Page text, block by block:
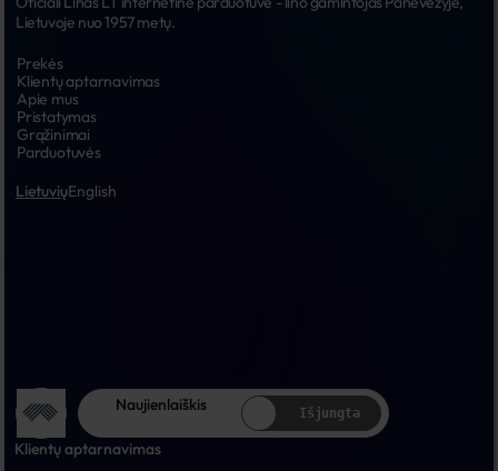
Lietuvoje nuo 1957 metų.
Prekės
Klientų aptarnavimas
Apie mus
Pristatymas
Grąžinimai
Parduotuvės
LietuviųEnglish
Naujienlaiškis Išjungta
Klientų aptarnavimas